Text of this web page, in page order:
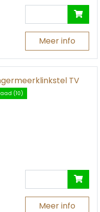
Meer info
TV
(10)
Meer info